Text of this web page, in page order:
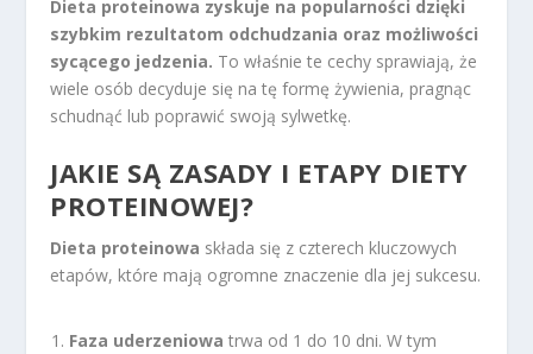
Dieta proteinowa zyskuje na popularności dzięki
szybkim rezultatom odchudzania oraz możliwości
sycącego jedzenia. To właśnie te cechy sprawiają, że
wiele osób decyduje się na tę formę żywienia, pragnąc
schudnąć lub poprawić swoją sylwetkę.
JAKIE SĄ ZASADY I ETAPY DIETY
PROTEINOWEJ?
Dieta proteinowa składa się z czterech kluczowych
etapów, które mają ogromne znaczenie dla jej sukcesu.
Faza uderzeniowa trwa od 1 do 10 dni. W tym